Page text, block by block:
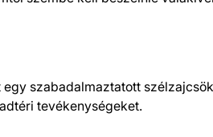
szabadalmaztatott
tevékenységeket.